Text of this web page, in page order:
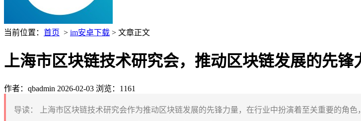
当前位置： 首页 > im安卓下载 > 文章正文
上海市区块链技术研究会，推动区块链发展的先锋
作者：qbadmin 2026-02-03 浏览：1161
导读：
上海市区块链技术研究会作为推动区块链发展的先锋力量，在行业中扮演着至关重要的角